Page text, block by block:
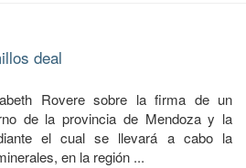
deal
Rovere sobre la firma de un
de la provincia de Mendoza y la
el cual se llevará a cabo la
en la región ...